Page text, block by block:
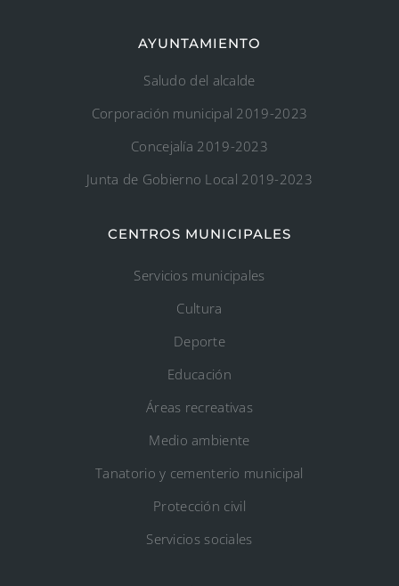
AYUNTAMIENTO
Saludo del alcalde
Corporación municipal 2019-2023
Concejalía 2019-2023
Junta de Gobierno Local 2019-2023
CENTROS MUNICIPALES
Servicios municipales
Cultura
Deporte
Educación
Áreas recreativas
Medio ambiente
Tanatorio y cementerio municipal
Protección civil
Servicios sociales